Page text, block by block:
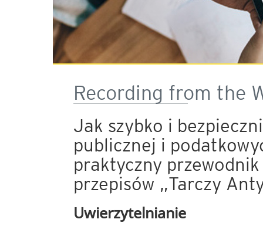
Recording from the
Jak szybko i
publicznej i
praktyczny
przepisów „Tarczy
Uwierzytelnianie